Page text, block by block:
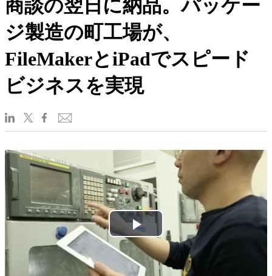
商談の翌日に納品。パッケー
ジ製造の町工場が、
FileMakerとiPadでスピード
ビジネスを実現
Play
Video